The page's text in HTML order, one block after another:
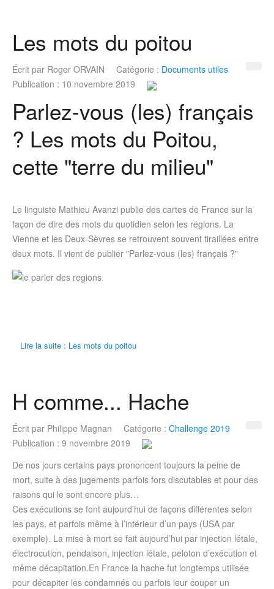
Les mots du poitou
Écrit par Roger ORVAIN Catégorie : Documents utiles
Publication : 10 novembre 2019
Parlez-vous (les) français
? Les mots du Poitou,
cette "terre du milieu"
Le linguiste Mathieu Avanzi publie des cartes de France sur la
façon de dire des mots du quotidien selon les régions. La
Vienne et les Deux-Sèvres se retrouvent souvent tiraillées entre
deux mots. Il vient de publier "Parlez-vous (les) français ?"
Lire la suite : Les mots du poitou
H comme... Hache
Écrit par Philippe Magnan Catégorie : Challenge 2019
Publication : 9 novembre 2019
De nos jours certains pays prononcent toujours la peine de
mort, suite à des jugements parfois fors discutables et pour des
raisons qui le sont encore plus…
Ces exécutions se font aujourd’hui de façons différentes selon
les pays, et parfois même à l’intérieur d’un pays (USA par
exemple). La mise à mort se fait aujourd’hui par injection létale,
électrocution, pendaison, injection létale, peloton d’exécution et
même décapitation.En France la hache fut longtemps utilisée
pour décapiter les condamnés ou parfois leur couper un